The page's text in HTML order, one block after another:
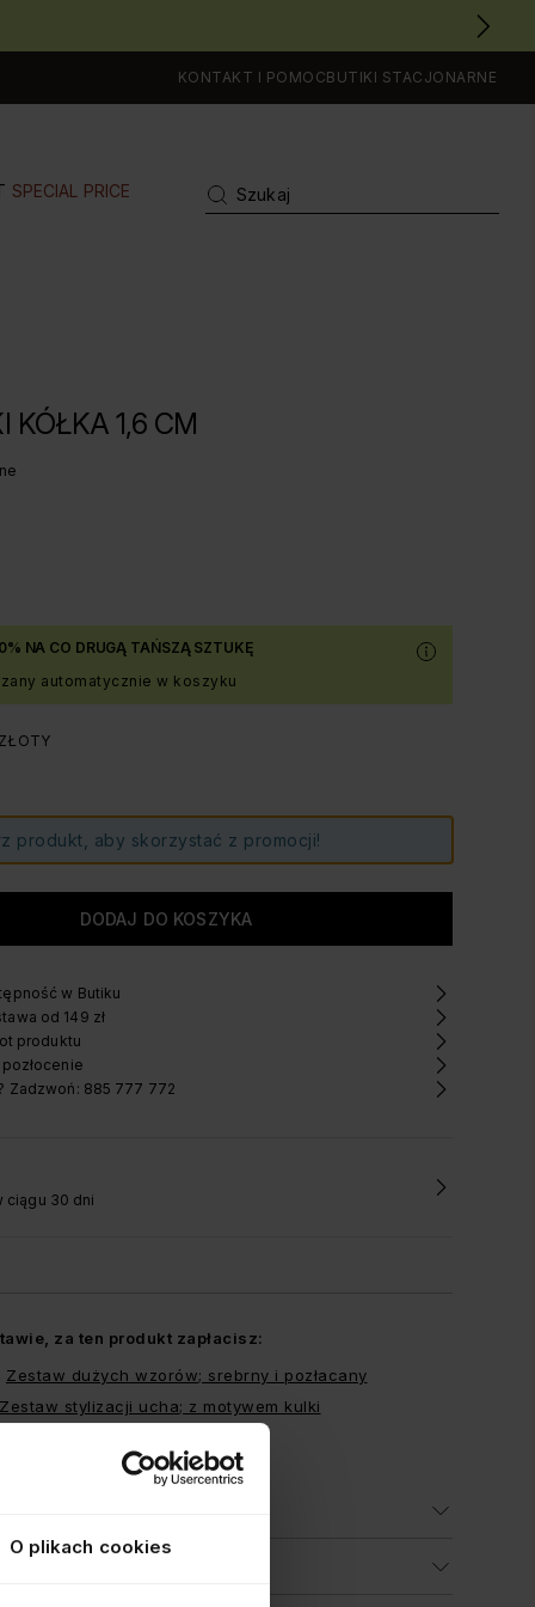
O plikach cookies
KONTAKT I POMOCBUTIKI STACJONARNE
SPECIAL PRICE
KÓŁKA 1,6 CM
OCENA: 5 Z 5, LICZBA OPINII: 207
NA CO DRUGĄ TAŃSZĄ SZTUKĘ
automatycznie w koszyku
produkt, aby skorzystać z promocji!
w Butiku
od 149 zł
produktu
Zadzwoń: 885 777 772
ciągu 30 dni
za ten produkt zapłacisz:
Zestaw dużych wzorów; srebrny i pozłacany
Zestaw stylizacji ucha; z motywem kulki